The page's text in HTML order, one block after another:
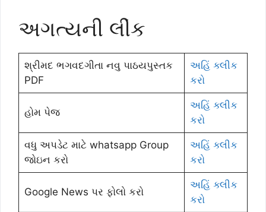
અગત્યની લીંક
શ્રીમદ ભગવદગીતા નવુ પાઠયપુસ્તક
PDF
અહિં ક્લીક
કરો
હોમ પેજ
અહિં ક્લીક
કરો
વધુ અપડેટ માટે whatsapp Group
જોઇન કરો
અહિં ક્લીક
કરો
Google News પર ફોલો કરો
અહિં ક્લીક
કરો